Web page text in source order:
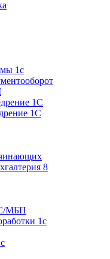
1с
1С
1С
8
МБП
1с